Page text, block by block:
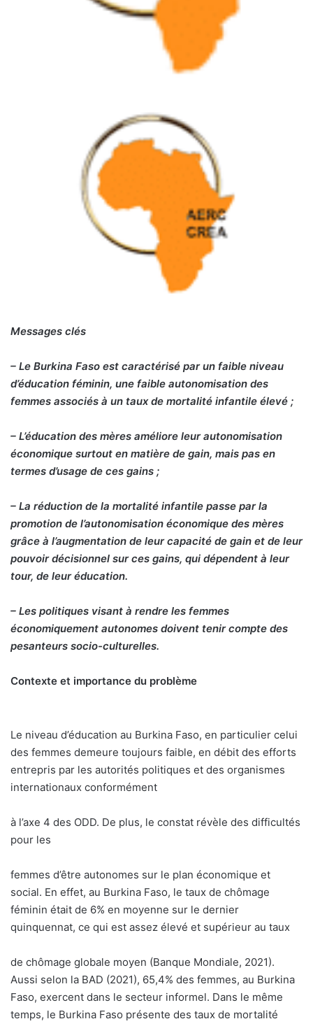
Messages clés
– Le Burkina Faso est caractérisé par un faible niveau
d’éducation féminin, une faible autonomisation des
femmes associés à un taux de mortalité infantile élevé ;
– L’éducation des mères améliore leur autonomisation
économique surtout en matière de gain, mais pas en
termes d’usage de ces gains ;
– La réduction de la mortalité infantile passe par la
promotion de l’autonomisation économique des mères
grâce à l’augmentation de leur capacité de gain et de leur
pouvoir décisionnel sur ces gains, qui dépendent à leur
tour, de leur éducation.
– Les politiques visant à rendre les femmes
économiquement autonomes doivent tenir compte des
pesanteurs socio-culturelles.
Contexte et importance du problème
Le niveau d’éducation au Burkina Faso, en particulier celui
des femmes demeure toujours faible, en débit des efforts
entrepris par les autorités politiques et des organismes
internationaux conformément
à l’axe 4 des ODD. De plus, le constat révèle des difficultés
pour les
femmes d’être autonomes sur le plan économique et
social. En effet, au Burkina Faso, le taux de chômage
féminin était de 6% en moyenne sur le dernier
quinquennat, ce qui est assez élevé et supérieur au taux
de chômage globale moyen (Banque Mondiale, 2021).
Aussi selon la BAD (2021), 65,4% des femmes, au Burkina
Faso, exercent dans le secteur informel. Dans le même
temps, le Burkina Faso présente des taux de mortalité